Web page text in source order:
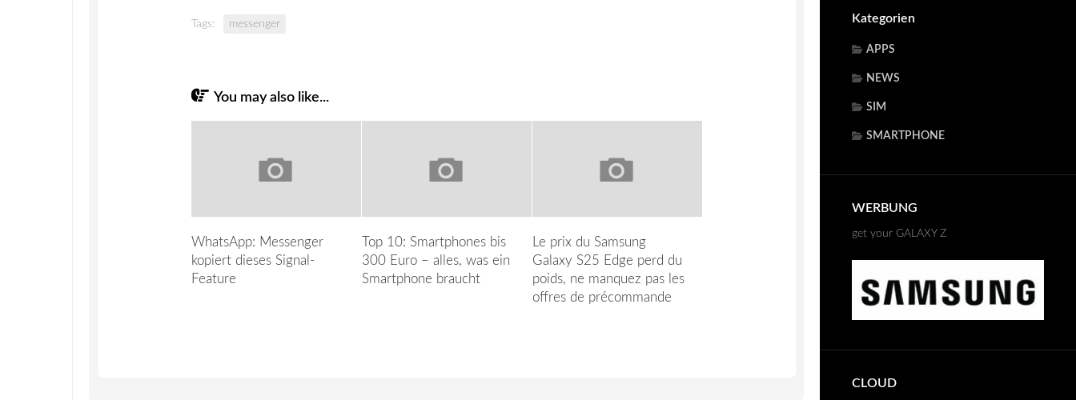
Kategorien
APPS
NEWS
SIM
SMARTPHONE
WERBUNG
get your GALAXY Z
CLOUD
Tags: messenger
You may also like...
WhatsApp: Messenger
kopiert dieses Signal-
Feature
Top 10: Smartphones bis
300 Euro – alles, was ein
Smartphone braucht
Le prix du Samsung
Galaxy S25 Edge perd du
poids, ne manquez pas les
offres de précommande